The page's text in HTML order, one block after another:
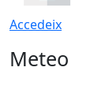
Accedeix
Meteo